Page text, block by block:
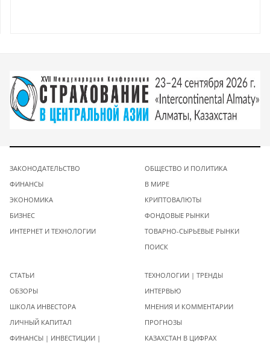
ЗАКОНОДАТЕЛЬСТВО
ФИНАНСЫ
ЭКОНОМИКА
БИЗНЕС
ИНТЕРНЕТ И ТЕХНОЛОГИИ
ОБЩЕСТВО И ПОЛИТИКА
В МИРЕ
КРИПТОВАЛЮТЫ
ФОНДОВЫЕ РЫНКИ
ТОВАРНО-СЫРЬЕВЫЕ РЫНКИ
ПОИСК
СТАТЬИ
ОБЗОРЫ
ШКОЛА ИНВЕСТОРА
ЛИЧНЫЙ КАПИТАЛ
ФИНАНСЫ | ИНВЕСТИЦИИ |
ТЕХНОЛОГИИ | ТРЕНДЫ
ИНТЕРВЬЮ
МНЕНИЯ И КОММЕНТАРИИ
ПРОГНОЗЫ
КАЗАХСТАН В ЦИФРАХ